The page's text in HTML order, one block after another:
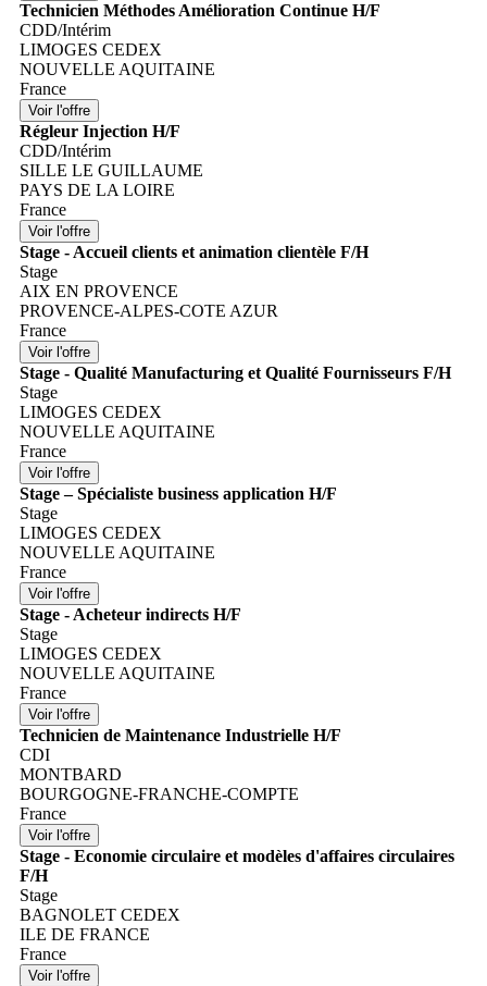
Technicien Méthodes Amélioration Continue H/F
CDD/Intérim
LIMOGES CEDEX
NOUVELLE AQUITAINE
France
Régleur Injection H/F
CDD/Intérim
SILLE LE GUILLAUME
PAYS DE LA LOIRE
France
Stage - Accueil clients et animation clientèle F/H
Stage
AIX EN PROVENCE
PROVENCE-ALPES-COTE AZUR
France
Stage - Qualité Manufacturing et Qualité Fournisseurs F/H
Stage
LIMOGES CEDEX
NOUVELLE AQUITAINE
France
Stage – Spécialiste business application H/F
Stage
LIMOGES CEDEX
NOUVELLE AQUITAINE
France
Stage - Acheteur indirects H/F
Stage
LIMOGES CEDEX
NOUVELLE AQUITAINE
France
Technicien de Maintenance Industrielle H/F
CDI
MONTBARD
BOURGOGNE-FRANCHE-COMPTE
France
Stage - Economie circulaire et modèles d'affaires circulaires
F/H
Stage
BAGNOLET CEDEX
ILE DE FRANCE
France